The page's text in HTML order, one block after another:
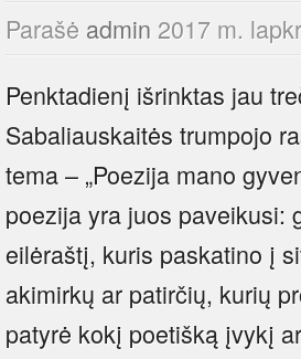
Parašė admin 2017 m.
Penktadienį išrinktas jau
Sabaliauskaitės trumpojo
tema – „Poezija mano
poezija yra juos paveikusi:
eilėraštį, kuris paskatino į
akimirkų ar patirčių, kurių
patyrė kokį poetišką įvykį